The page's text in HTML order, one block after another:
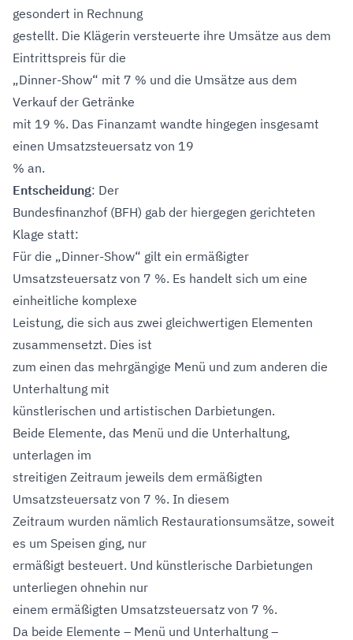
gesondert in Rechnung
gestellt. Die Klägerin versteuerte ihre Umsätze aus dem
Eintrittspreis für die
„Dinner-Show“ mit 7 % und die Umsätze aus dem
Verkauf der Getränke
mit 19 %. Das Finanzamt wandte hingegen insgesamt
einen Umsatzsteuersatz von 19
% an.
Entscheidung: Der
Bundesfinanzhof (BFH) gab der hiergegen gerichteten
Klage statt:
Für die „Dinner-Show“ gilt ein ermäßigter
Umsatzsteuersatz von 7 %. Es handelt sich um eine
einheitliche komplexe
Leistung, die sich aus zwei gleichwertigen Elementen
zusammensetzt. Dies ist
zum einen das mehrgängige Menü und zum anderen die
Unterhaltung mit
künstlerischen und artistischen Darbietungen.
Beide Elemente, das Menü und die Unterhaltung,
unterlagen im
streitigen Zeitraum jeweils dem ermäßigten
Umsatzsteuersatz von 7 %. In diesem
Zeitraum wurden nämlich Restaurationsumsätze, soweit
es um Speisen ging, nur
ermäßigt besteuert. Und künstlerische Darbietungen
unterliegen ohnehin nur
einem ermäßigten Umsatzsteuersatz von 7 %.
Da beide Elemente – Menü und Unterhaltung –